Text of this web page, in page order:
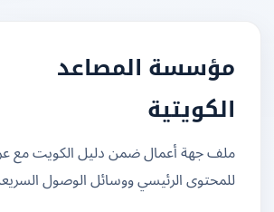
مؤسسة المصاعد
الكويتية
ملف جهة أعمال ضمن دليل الكويت مع عرض
للمحتوى الرئيسي ووسائل الوصول السريعة.